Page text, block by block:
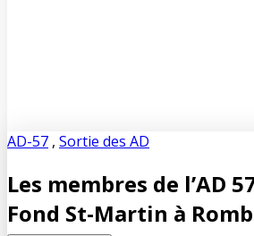
AD-57 , Sortie des AD
Les membres de l’AD
Fond St-Martin à